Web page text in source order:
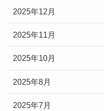
2025年12月
2025年11月
2025年10月
2025年8月
2025年7月